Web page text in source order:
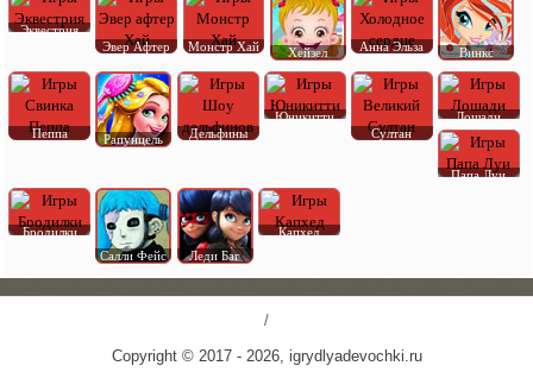
Эквестрия
Эвер Афтер
Монстр Хай Хейзел Анна Эльза Винкс
Пеппа Рапунцель Дельфины
Юникитти
Султан
Лошади
Папа Луи
Бродилки
Салли Фейс
Леди Баг
Капхед
/
Copyright © 2017 - 2026, igrydlyadevochki.ru